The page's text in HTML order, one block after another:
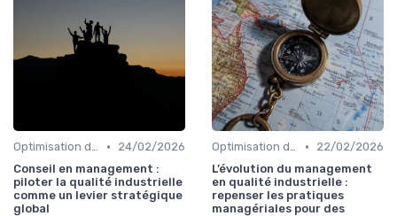
Optimisation des processus •
24/02/2026
Conseil en management :
piloter la qualité industrielle
comme un levier stratégique
global
Optimisation des processus •
22/02/2026
L’évolution du management
en qualité industrielle :
repenser les pratiques
managériales pour des